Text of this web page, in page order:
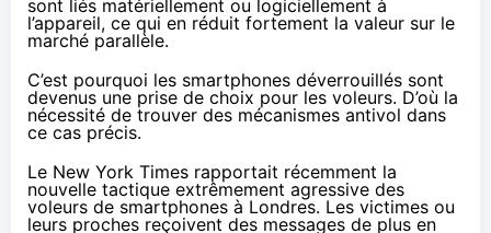
sont liés matériellement ou logiciellement à
l’appareil, ce qui en réduit fortement la valeur sur le
marché parallèle.
C’est pourquoi les smartphones déverrouillés sont
devenus une prise de choix pour les voleurs. D’où la
nécessité de trouver des mécanismes antivol dans
ce cas précis.
Le New York Times rapportait récemment la
nouvelle tactique extrêmement agressive des
voleurs de smartphones à Londres. Les victimes ou
leurs proches reçoivent des messages de plus en